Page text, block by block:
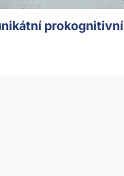
prokognitivní